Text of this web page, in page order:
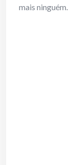
mais ninguém.